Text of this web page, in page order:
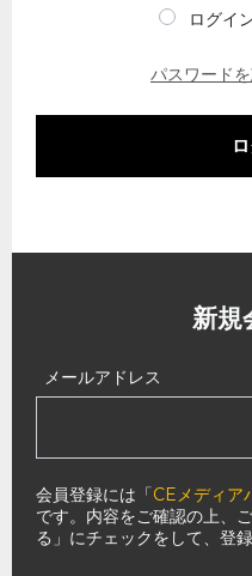
ログイ
パスワード
新規
メールアドレス
会員登録には「CEメディア
です。内容をご確認の上、
る」にチェックをして、登